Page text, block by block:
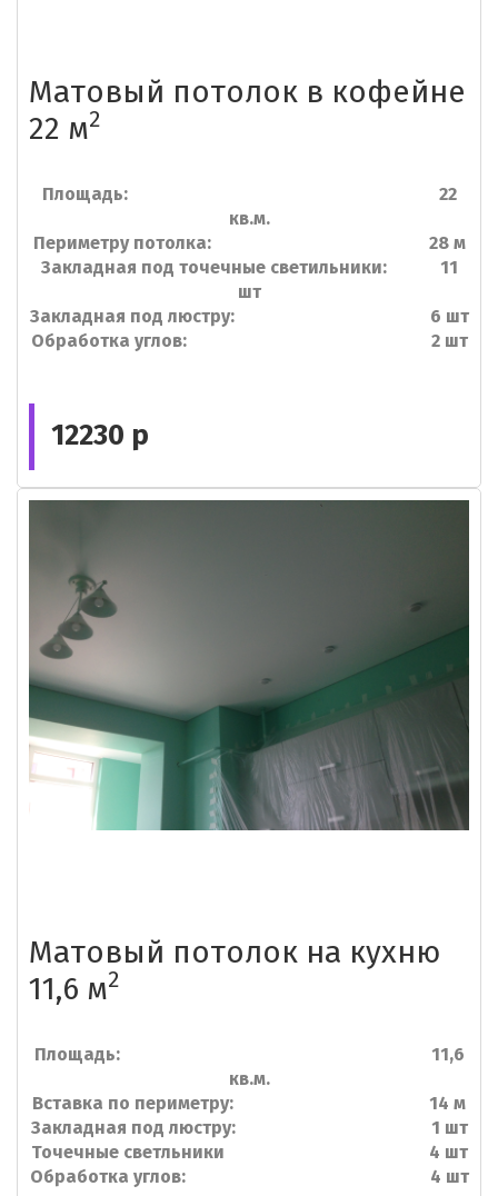
Матовый потолок в кофейне
22 м2
Площадь: 22
кв.м.
Периметру потолка: 28 м
Закладная под точечные светильники: 11
шт
Закладная под люстру: 6 шт
Обработка углов: 2 шт
12230 р
Матовый потолок на кухню
11,6 м2
Площадь: 11,6
кв.м.
Вставка по периметру: 14 м
Закладная под люстру: 1 шт
Точечные светльники 4 шт
Обработка углов: 4 шт